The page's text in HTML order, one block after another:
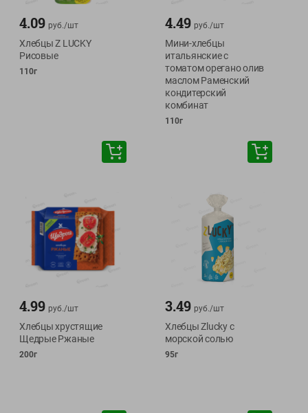
4.09 руб./шт
Хлебцы Z LUCKY
Рисовые
110г
4.49 руб./шт
Мини-хлебцы
итальянские с
томатом орегано олив
маслом Раменский
кондитерский
комбинат
110г
4.99 руб./шт
Хлебцы хрустящие
Щедрые Ржаные
200г
3.49 руб./шт
Хлебцы Zlucky с
морской солью
95г